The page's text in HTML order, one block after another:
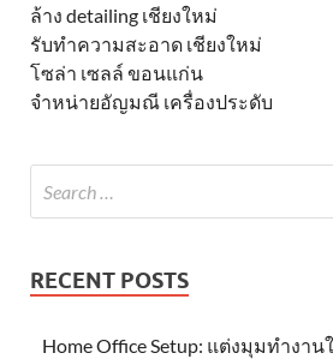
ล้าง detailing เชียงใหม่
รับทำความสะอาด เชียงใหม่
โซล่า เซลล์ ขอนแก่น
จำหน่ายอัญมณี เครื่องประดับ
RECENT POSTS
Home Office Setup: แต่งมุมทำงา